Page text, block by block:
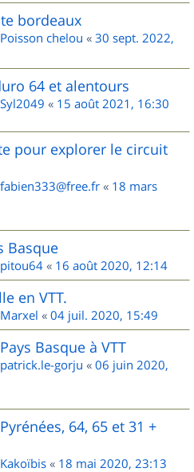
bordeaux
Poisson chelou « 30 sept. 2022,
64 et alentours
Syl2049 « 15 août 2021, 16:30
pour explorer le circuit
fabien333@free.fr « 18 mars
Basque
pitou64 « 16 août 2020, 12:14
en VTT.
Marxel « 04 juil. 2020, 15:49
Basque à VTT
patrick.le-gorju « 06 juin 2020,
64, 65 et 31 +
Kakoïbis « 18 mai 2020, 23:13